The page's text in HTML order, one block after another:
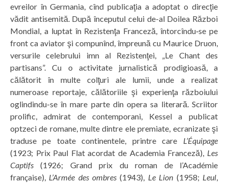
evreilor în Germania, cînd publicaţia a adoptat o direcţie
vădit antisemită. După începutul celui de-al Doilea Război
Mondial, a luptat în Rezistenţa Franceză, întorcîndu‑se pe
front ca aviator şi compunînd, împreună cu Maurice Druon,
versurile celebrului imn al Rezistenţei, „Le Chant des
partisans”. Cu o activitate jurnalistică prodigioasă, a
călătorit în multe colţuri ale lumii, unde a realizat
numeroase reportaje, călătoriile şi experienţa războiului
oglindindu-se în mare parte din opera sa literară. Scriitor
prolific, admirat de contemporani, Kessel a publicat
optzeci de romane, multe dintre ele premiate, ecranizate şi
traduse pe toate continentele, printre care L’Équipage
(1923; Prix Paul Flat acordat de Academia Franceză), Les
Captifs(1926; Grand prix du roman de l’Académie
française), L’Armée des ombres(1943), Le Lion (1958; Leul,